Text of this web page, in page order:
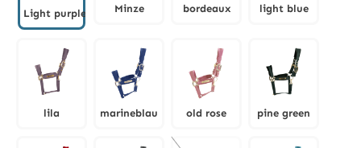
Light purple Minze bordeaux light blue
lila marineblau
marineblau
old rose pine green